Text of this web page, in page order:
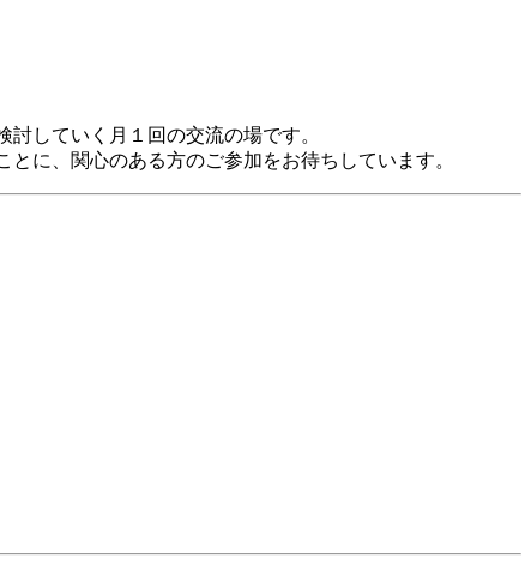
していく月１回の交流の場です。
に、関心のある方のご参加をお待ちしています。